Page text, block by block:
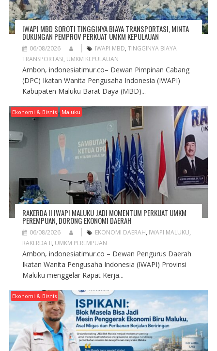
IWAPI MBD SOROTI TINGGINYA BIAYA TRANSPORTASI, MINTA
DUKUNGAN PEMPROV PERKUAT UMKM KEPULAUAN
06/08/2026 IWAPI MBD, TINGGINYA BIAYA
TRANSPORTASI, UMKM KEPULAUAN
Ambon, indonesiatimur.co– Dewan Pimpinan Cabang
(DPC) Ikatan Wanita Pengusaha Indonesia (IWAPI)
Kabupaten Maluku Barat Daya (MBD)...
Ekonomi & Bisnis Maluku
RAKERDA II IWAPI MALUKU JADI MOMENTUM PERKUAT UMKM
PEREMPUAN, DORONG EKONOMI DAERAH
06/08/2026 EKONOMI DAERAH, IWAPI MALUKU,
RAKERDA II, UMKM PEREMPUAN
Ambon, indonesiatimur.co – Dewan Pengurus Daerah
Ikatan Wanita Pengusaha Indonesia (IWAPI) Provinsi
Maluku menggelar Rapat Kerja...
Ekonomi & Bisnis